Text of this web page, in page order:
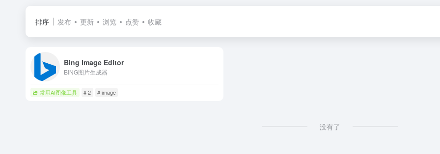
排序 发布 更新 浏览 点赞 收藏
Bing Image Editor
BING图片生成器
常用AI图像工具 # 2 # image
没有了